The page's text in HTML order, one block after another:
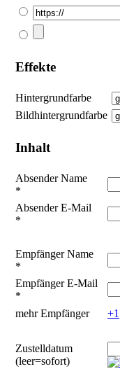
Effekte
Hintergrundfarbe
Bildhintergrundfarbe
Inhalt
Absender Name
*
Absender E-Mail
*
Empfänger Name
*
Empfänger E-Mail
*
mehr Empfänger
+1
Zustelldatum
(leer=sofort)